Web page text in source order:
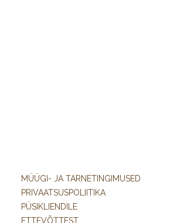
MÜÜGI- JA TARNETINGIMUSED
PRIVAATSUSPOLIITIKA
PÜSIKLIENDILE
ETTEVÕTTEST